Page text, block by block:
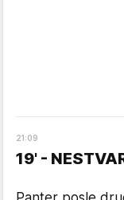
21:09
19' -